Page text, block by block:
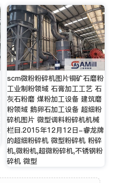
scm微粉粉碎机图片铜矿石磨粉
工业制粉领域 石膏加工工艺 石
灰石粉磨 煤粉加工设备 建筑磨
粉领域 鹅卵石加工设备 超细粉
碎机图片 微型调料粉碎机机械
栏目.2015年12月12日-睿龙牌
的超细粉碎机 微型粉碎机 粉碎
机,微粉机,超微粉碎机,不锈钢粉
碎机 微型